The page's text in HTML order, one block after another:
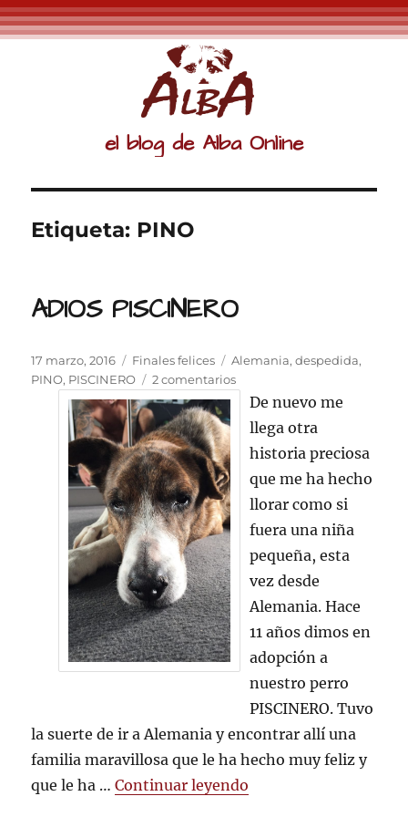
el blog de Alba Online
Etiqueta: PINO
ADIOS PISCINERO
Publicado
el
17 marzo, 2016 Categorías
Finales felices Etiquetas
Alemania,despedida,
PINO, PISCINERO 2 comentariosen
ADIOS
De nuevo me
llega otra
historia preciosa
que me ha hecho
llorar como si
fuera una niña
pequeña, esta
vez desde
Alemania. Hace
11 años dimos en
adopción a
nuestro perro
PISCINERO. Tuvo
la suerte de ir a Alemania y encontrar allí una
familia maravillosa que le ha hecho muy feliz y
que le ha …Continuar leyendo